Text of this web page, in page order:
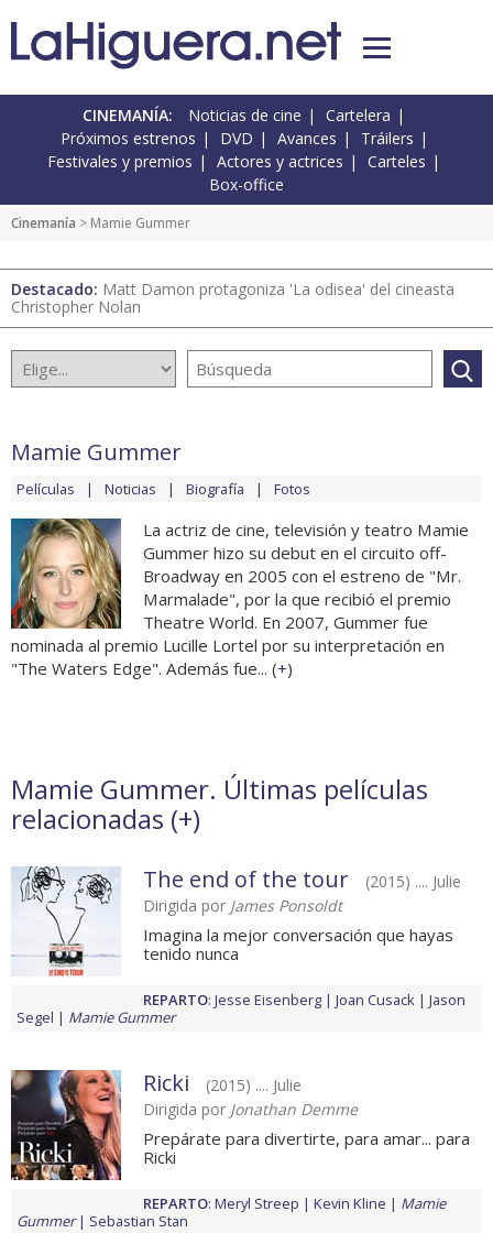
CINEMANÍA: Noticias de cine
Cartelera
Próximos estrenos
DVD Avances
Tráilers
Festivales y premios
Actores y actrices
Carteles
Box-office
Cinemanía > Mamie Gummer
Destacado: Matt Damon protagoniza 'La odisea' del cineasta
Christopher Nolan
Mamie Gummer
Películas Noticias Biografía Fotos
La actriz de cine, televisión y teatro Mamie
Gummer hizo su debut en el circuito off-
Broadway en 2005 con el estreno de "Mr.
Marmalade", por la que recibió el premio
Theatre World. En 2007, Gummer fue
nominada al premio Lucille Lortel por su interpretación en
"The Waters Edge". Además fue... (+)
Mamie Gummer. Últimas películas
relacionadas (+)
The end of the tour
(2015) .... Julie
Dirigida por James Ponsoldt
Imagina la mejor conversación que hayas
tenido nunca
REPARTO: Jesse Eisenberg Joan Cusack
Jason
Segel
Mamie Gummer
Ricki
(2015) .... Julie
Dirigida por Jonathan Demme
Prepárate para divertirte, para amar... para
Ricki
REPARTO: Meryl Streep Kevin Kline
Mamie
Gummer
Sebastian Stan